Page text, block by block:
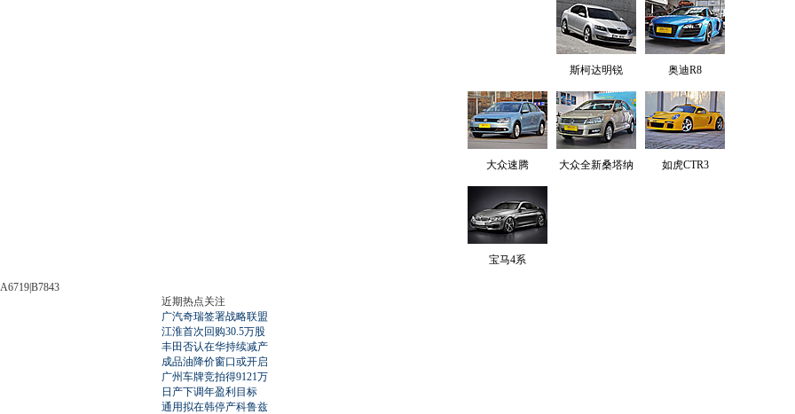
斯柯达明锐 奥迪R8
大众速腾 大众全新桑塔纳 如虎CTR3
宝马4系
A6719|B7843
近期热点关注
广汽奇瑞签署战略联盟
江淮首次回购30.5万股
丰田否认在华持续减产
成品油降价窗口或开启
广州车牌竞拍得9121万
日产下调年盈利目标
通用拟在韩停产科鲁兹